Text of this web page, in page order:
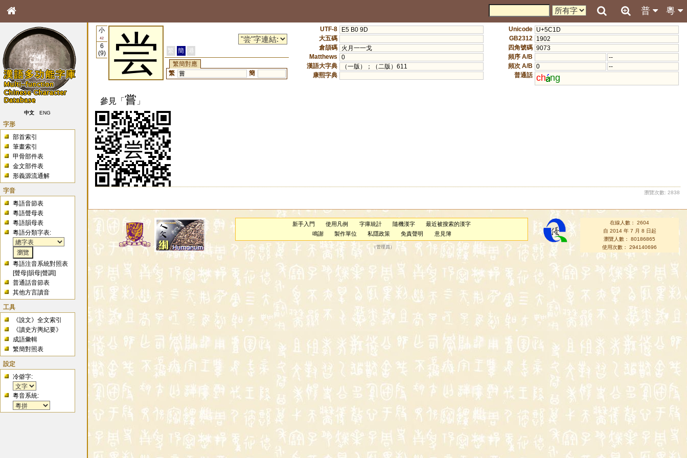
粵
普
中文 ENG
字形
部首索引
筆畫索引
甲骨部件表
金文部件表
形義源流通解
字音
粵語音節表
粵語聲母表
粵語韻母表
粵語分類字表:
粵語注音系統對照表
[聲母 |韻母 |聲調]
普通話音節表
其他方言讀音
工具
《說文》全文索引
《讀史方輿紀要》
成語彙輯
繁簡對照表
設定
冷僻字:
粵音系統:
小
42
6
(9)
尝 繁 簡
港
繁簡對應
繁 嘗 簡
UTF-8
E5 B0 9D
大五碼
倉頡碼
火月一一戈
Matthews
0
漢語大字典
（一版）；（二版）611
康熙字典
Unicode U+5C1D
GB2312
1902
四角號碼 9073
頻序 A/B
--
頻次 A/B 0
--
普通話 ch ng
參見「嘗 」
瀏覽次數: 2838
新手入門 使用凡例 字庫統計 隨機漢字
最近被搜索的漢字
鳴謝
製作單位 私隱政策 免責聲明 意見簿
（管理員）
在線人數： 2604
自 2014 年 7 月 8 日起
瀏覽人數： 80186865
使用次數： 294140696